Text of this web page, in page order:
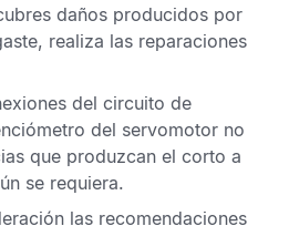
daños producidos por
realiza las reparaciones
del circuito de
del servomotor no
que produzcan el corto a
se requiera.
las recomendaciones